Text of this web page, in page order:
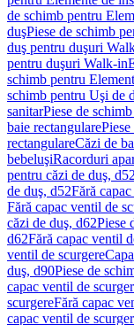
de schimb pentru
duşPiese de schimb
duş pentru duşuri
pentru duşuri Walk-in
schimb pentru
schimb pentru Uşi de
sanitarPiese de
baie rectangulare
rectangulareCăzi de
bebeluşiRacorduri
pentru căzi de duş, d52
de duş, d52Fără
Fără capac ventil de
căzi de duş, d62Piese
d62Fără capac ventil
ventil de scurgere
duş, d90Piese de
capac ventil de
scurgereFără capac
capac ventil de